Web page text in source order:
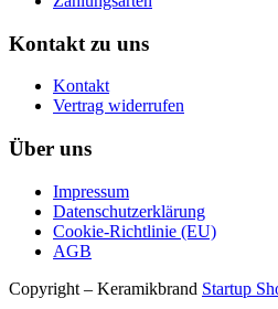
Kontakt zu uns
Kontakt
Vertrag widerrufen
Über uns
Impressum
Datenschutzerklärung
Cookie-Richtlinie (EU)
AGB
Copyright – Keramikbrand Startup